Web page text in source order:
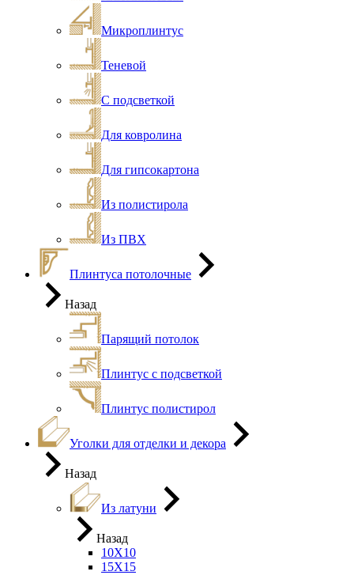
Микроплинтус
Теневой
С подсветкой
Для ковролина
Для гипсокартона
Из полистирола
Из ПВХ
Плинтуса потолочные
Назад
Парящий потолок
Плинтус с подсветкой
Плинтус полистирол
Уголки для отделки и декора
Назад
Из латуни
Назад
10Х10
15Х15